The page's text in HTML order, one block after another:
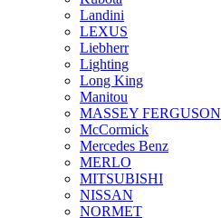
Landini
LEXUS
Liebherr
Lighting
Long King
Manitou
MASSEY FERGUSON
McCormick
Mercedes Benz
MERLO
MITSUBISHI
NISSAN
NORMET